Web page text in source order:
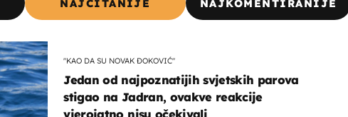
NAJČITANIJE NAJKOMENTIRANIJE
"KAO DA SU NOVAK ĐOKOVIĆ"
Jedan od najpoznatijih svjetskih parova
stigao na Jadran, ovakve reakcije